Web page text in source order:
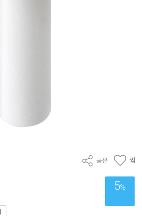
공유 찜
5%